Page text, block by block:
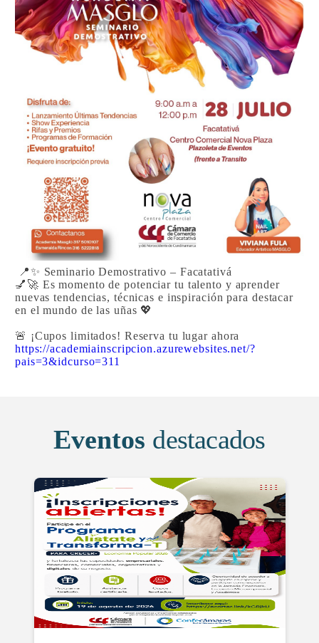
📍✨ Seminario Demostrativo – Facatativá
💅🚀 Es momento de potenciar tu talento y aprender
nuevas tendencias, técnicas e inspiración para destacar
en el mundo de las uñas 💖
🚨 ¡Cupos limitados! Reserva tu lugar ahora
https://academiainscripcion.azurewebsites.net/?
pais=3&idcurso=311
Eventos destacados